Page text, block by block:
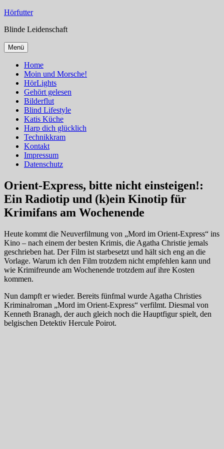
Zum
springen
Hörfutter
Blinde Leidenschaft
Menü
Home
Moin und Morsche!
HörLights
Gehört gelesen
Bilderflut
Blind Lifestyle
Katis Küche
Harp dich glücklich
Technikkram
Kontakt
Impressum
Datenschutz
Orient-Express, bitte nicht einsteigen!:
Ein Radiotip und (k)ein Kinotip für
Krimifans am Wochenende
Heute kommt die Neuverfilmung von „Mord im Orient-Express“ ins
Kino – nach einem der besten Krimis, die Agatha Christie jemals
geschrieben hat. Der Film ist starbesetzt und hält sich eng an die
Vorlage. Warum ich den Film trotzdem nicht empfehlen kann und
wie Krimifreunde am Wochenende trotzdem auf ihre Kosten
kommen.
Nun dampft er wieder. Bereits fünfmal wurde Agatha Christies
Kriminalroman „Mord im Orient-Express“ verfilmt. Diesmal von
Kenneth Branagh, der auch gleich noch die Hauptfigur spielt, den
belgischen Detektiv Hercule Poirot.